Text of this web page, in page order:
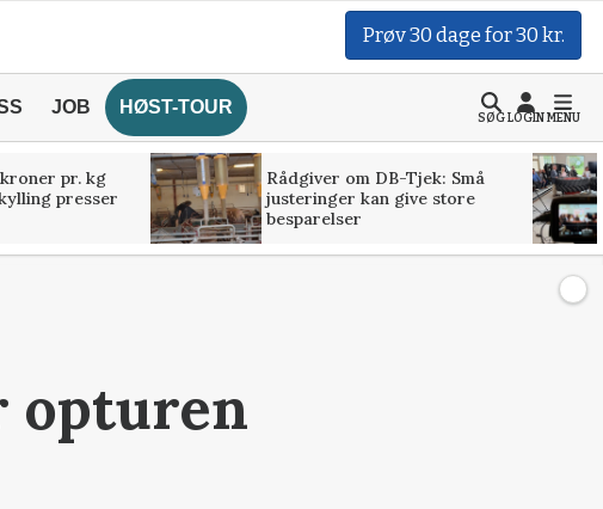
Prøv 30 dage for 30 kr.
JOB HØST-TOUR
SØGLOGINMENU
pr. kg
presser
Rådgiver om DB-Tjek: Små
justeringer kan give store
besparelser
opturen